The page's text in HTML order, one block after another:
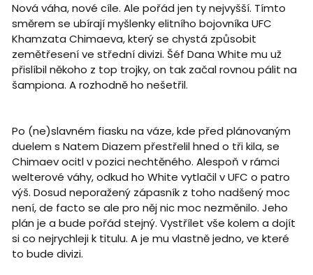
Nová váha, nové cíle. Ale pořád jen ty nejvyšší. Tímto
směrem se ubírají myšlenky elitního bojovníka UFC
Khamzata Chimaeva, který se chystá způsobit
zemětřesení ve střední divizi. Šéf Dana White mu už
přislíbil někoho z top trojky, on tak začal rovnou pálit na
šampiona. A rozhodně ho nešetřil.
Po (ne)slavném fiasku na váze, kde před plánovaným
duelem s Natem Diazem přestřelil hned o tři kila, se
Chimaev ocitl v pozici nechtěného. Alespoň v rámci
welterové váhy, odkud ho White vytlačil v UFC o patro
výš. Dosud neporažený zápasník z toho nadšený moc
není, de facto se ale pro něj nic moc nezměnilo. Jeho
plán je a bude pořád stejný. Vystřílet vše kolem a dojít
si co nejrychleji k titulu. A je mu vlastně jedno, ve které
to bude divizi.